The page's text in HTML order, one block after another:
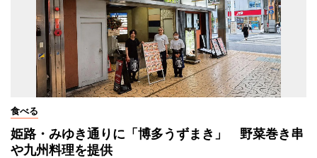
食べる
姫路・みゆき通りに「博多うずまき」 野菜巻き串
や九州料理を提供